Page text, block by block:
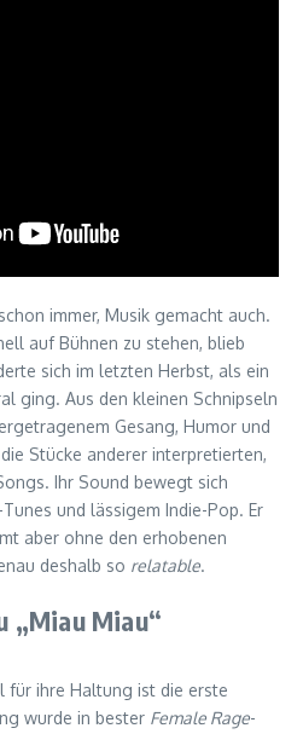
immer, Musik gemacht auch.
auf Bühnen zu stehen, blieb
sich im letzten Herbst, als ein
ging. Aus den kleinen Schnipseln
Gesang, Humor und
Stücke anderer interpretierten,
Ihr Sound bewegt sich
und lässigem Indie-Pop. Er
aber ohne den erhobenen
deshalb so relatable.
„Miau Miau“
für ihre Haltung ist die erste
wurde in bester Female Rage-